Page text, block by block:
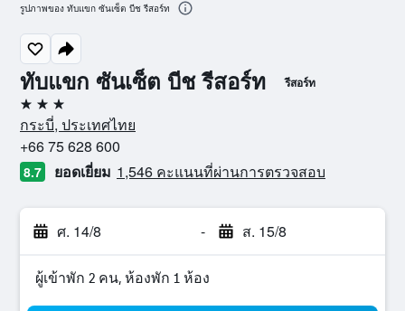
ทับแขก ซันเซ็ต บีช รีสอร์ท รีสอร์ท
3 ดาว
กระบี่, ประเทศไทย
+66 75 628 600
8.7 ยอดเยี่ยม 1,546 คะแนนที่ผ่านการตรวจสอบ
ศ. 14/8 - ส. 15/8
ผู้เข้าพัก 2 คน, ห้องพัก 1 ห้อง
รูปภาพของ ทับแขก ซันเซ็ต บีช รีสอร์ท